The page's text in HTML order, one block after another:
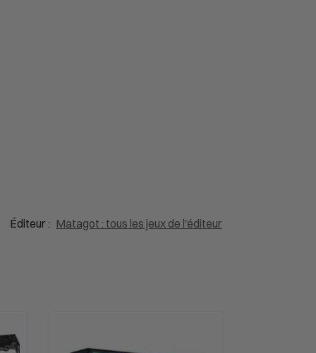
Éditeur : Matagot : tous les jeux de l'éditeur